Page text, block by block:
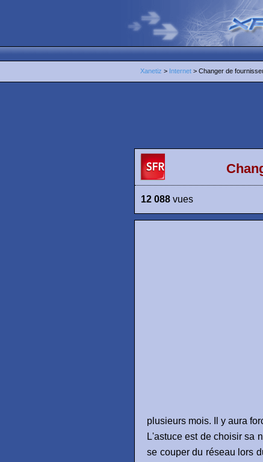
Xanetiz > Internet > Changer de
12 088 vues
plusieurs mois. Il y aura
L'astuce est de choisir sa
se couper du réseau lors